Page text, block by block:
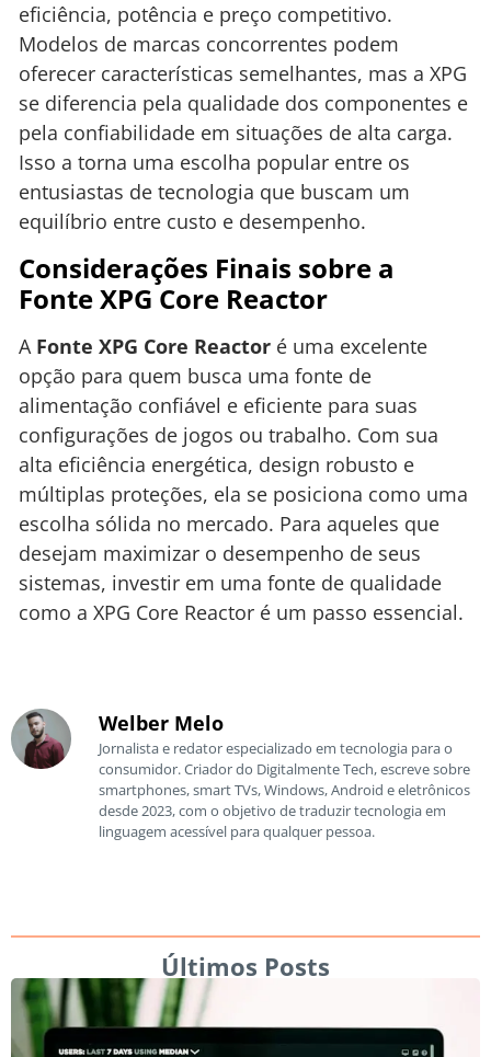
eficiência, potência e preço competitivo.
Modelos de marcas concorrentes podem
oferecer características semelhantes, mas a XPG
se diferencia pela qualidade dos componentes e
pela confiabilidade em situações de alta carga.
Isso a torna uma escolha popular entre os
entusiastas de tecnologia que buscam um
equilíbrio entre custo e desempenho.
Considerações Finais sobre a
Fonte XPG Core Reactor
A Fonte XPG Core Reactor é uma excelente
opção para quem busca uma fonte de
alimentação confiável e eficiente para suas
configurações de jogos ou trabalho. Com sua
alta eficiência energética, design robusto e
múltiplas proteções, ela se posiciona como uma
escolha sólida no mercado. Para aqueles que
desejam maximizar o desempenho de seus
sistemas, investir em uma fonte de qualidade
como a XPG Core Reactor é um passo essencial.
Welber Melo
Jornalista e redator especializado em tecnologia para o
consumidor. Criador do Digitalmente Tech, escreve sobre
smartphones, smart TVs, Windows, Android e eletrônicos
desde 2023, com o objetivo de traduzir tecnologia em
linguagem acessível para qualquer pessoa.
Últimos Posts